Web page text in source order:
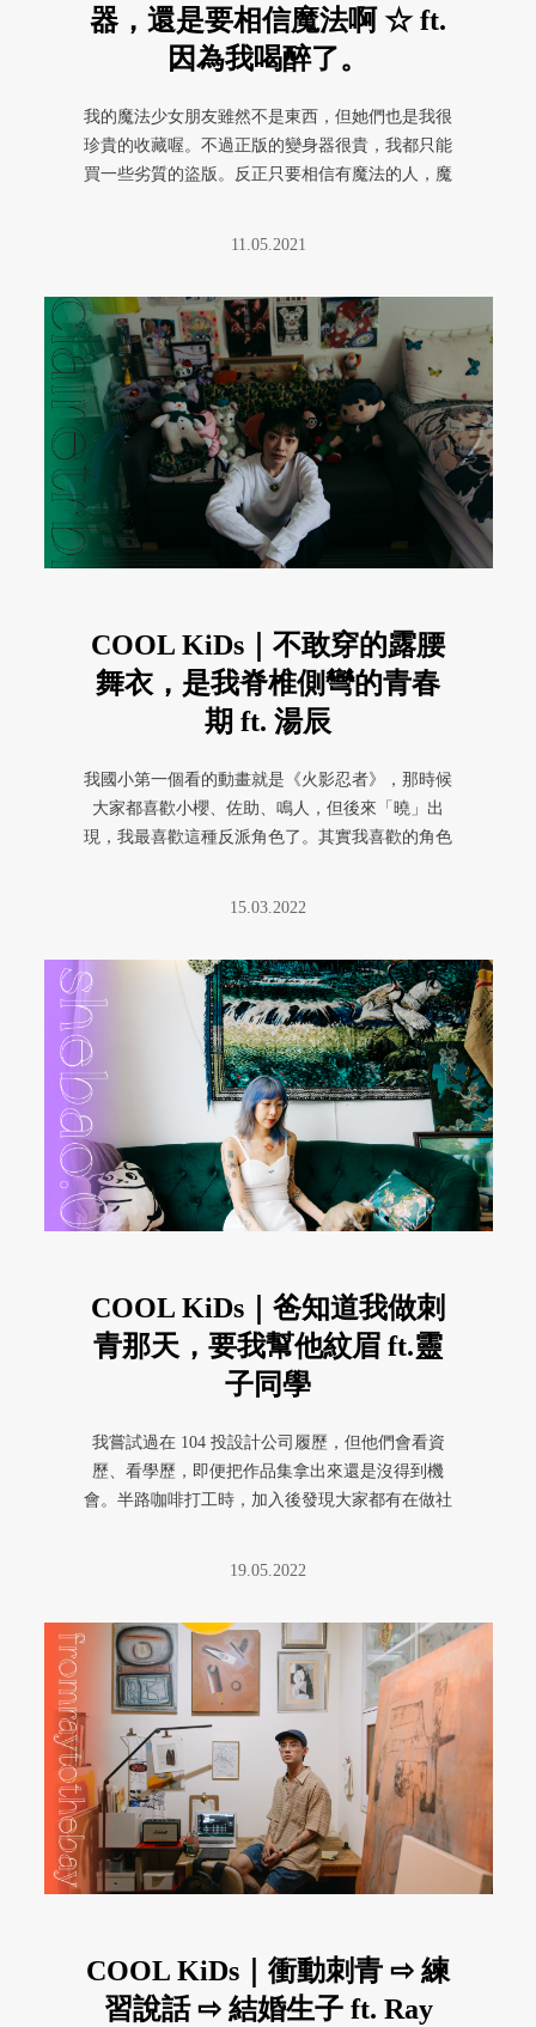
器，還是要相信魔法啊 ☆ ft.
因為我喝醉了。
我的魔法少女朋友雖然不是東西，但她們也是我很
珍貴的收藏喔。不過正版的變身器很貴，我都只能
買一些劣質的盜版。反正只要相信有魔法的人，魔
11.05.2021
COOL KiDs｜不敢穿的露腰
舞衣，是我脊椎側彎的青春
期 ft. 湯辰
我國小第一個看的動畫就是《火影忍者》，那時候
大家都喜歡小櫻、佐助、鳴人，但後來「曉」出
現，我最喜歡這種反派角色了。其實我喜歡的角色
15.03.2022
COOL KiDs｜爸知道我做刺
青那天，要我幫他紋眉 ft.靈
子同學
我嘗試過在 104 投設計公司履歷，但他們會看資
歷、看學歷，即便把作品集拿出來還是沒得到機
會。半路咖啡打工時，加入後發現大家都有在做社
19.05.2022
COOL KiDs｜衝動刺青 ⇨ 練
習說話 ⇨ 結婚生子 ft. Ray